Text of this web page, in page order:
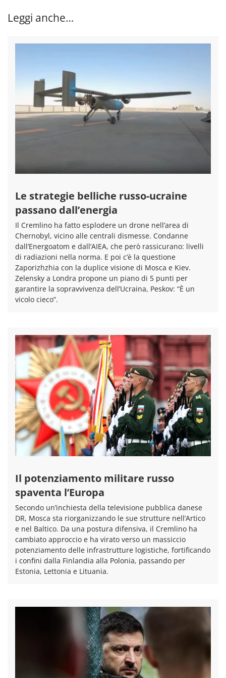
Leggi anche…
Le strategie belliche russo-ucraine
passano dall’energia
Il Cremlino ha fatto esplodere un drone nell’area di
Chernobyl, vicino alle centrali dismesse. Condanne
dall’Energoatom e dall’AIEA, che però rassicurano: livelli
di radiazioni nella norma. E poi c’è la questione
Zaporizhzhia con la duplice visione di Mosca e Kiev.
Zelensky a Londra propone un piano di 5 punti per
garantire la sopravvivenza dell’Ucraina, Peskov: “È un
vicolo cieco”.
Il potenziamento militare russo
spaventa l’Europa
Secondo un’inchiesta della televisione pubblica danese
DR, Mosca sta riorganizzando le sue strutture nell’Artico
e nel Baltico. Da una postura difensiva, il Cremlino ha
cambiato approccio e ha virato verso un massiccio
potenziamento delle infrastrutture logistiche, fortificando
i confini dalla Finlandia alla Polonia, passando per
Estonia, Lettonia e Lituania.